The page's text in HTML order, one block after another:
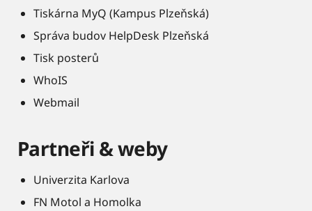
Tiskárna MyQ (Kampus Plzeňská)
Správa budov HelpDesk Plzeňská
Tisk posterů
WhoIS
Webmail
Partneři & weby
Univerzita Karlova
FN Motol a Homolka